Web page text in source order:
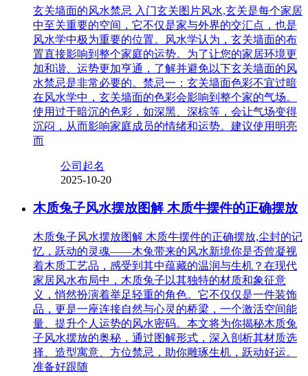
玄关墙面的风水禁忌 入门玄关图片风水,玄关是每个家居
中至关重要的空间，它不仅是家与外界的交汇点，也是
风水学中极为重要的位置。风水学认为，玄关墙面的布
置直接影响到整个家庭的运势。为了让您的家居环境更
加和谐、运势更加亨通，了解并避免以下玄关墙面的风
水禁忌是非常必要的。禁忌一：玄关墙面色彩不宜过暗
在风水学中，玄关墙面的色彩会影响到整个家的气场。
使用过于暗沉的色彩，如深黑、深棕等，会让气场变得
沉闷，从而影响家庭成员的情绪和运势。建议使用明亮
而
公司起名
2025-10-20
木质兔子风水摆放图解 木质牛摆件的正确摆放
木质兔子风水摆放图解 木质牛摆件的正确摆放,尘封的记
忆，跃动的灵魂——木兔带来的风水新境你是否曾凝视
着木质工艺品，感受到其中蕴藏的温润与生机？在现代
家居风水布局中，木质兔子以其独特的材质和象征意
义，悄然扮演着举足轻重的角色。它不仅仅是一件装饰
品，更是一座连接自然与心灵的桥梁，一个激活空间能
量、提升个人运势的风水密码。本文将为你揭秘木质兔
子风水摆放的奥秘，通过图解形式，深入剖析其材质选
择、造型寓意、方位禁忌，助你雕琢生机，跃动好运。
准备好跟随